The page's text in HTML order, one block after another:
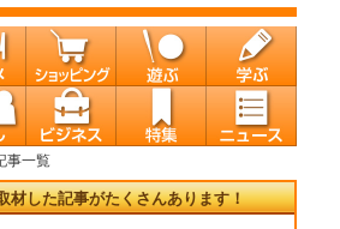
事一覧
材した記事がたくさんあります！